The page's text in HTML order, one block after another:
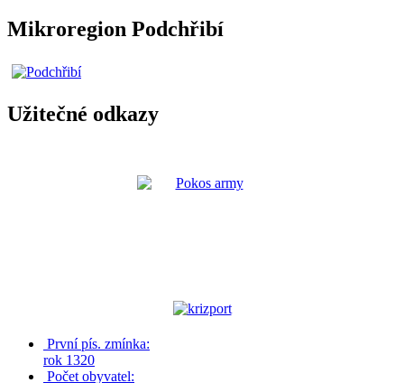
Mikroregion Podchřibí
Užitečné odkazy
První pís. zmínka:
rok 1320
Počet obyvatel: